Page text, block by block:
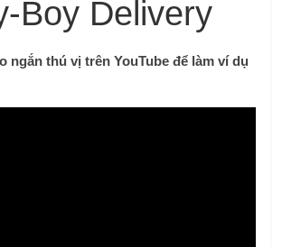
Boy Delivery
ngắn thú vị trên YouTube để làm ví dụ